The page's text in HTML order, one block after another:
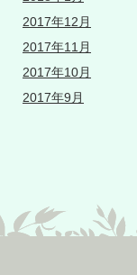
2017年12月
2017年11月
2017年10月
2017年9月